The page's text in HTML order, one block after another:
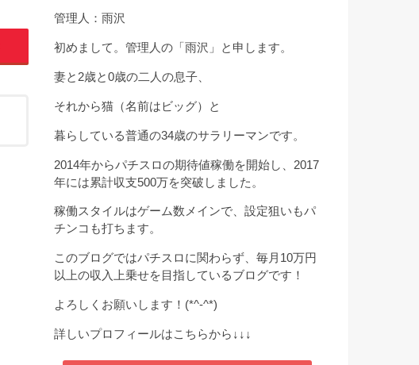
管理人：雨沢
初めまして。管理人の「雨沢」と申します。
妻と2歳と0歳の二人の息子、
それから猫（名前はビッグ）と
暮らしている普通の34歳のサラリーマンです。
2014年からパチスロの期待値稼働を開始し、2017
年には累計収支500万を突破しました。
稼働スタイルはゲーム数メインで、設定狙いもパ
チンコも打ちます。
このブログではパチスロに関わらず、毎月10万円
以上の収入上乗せを目指しているブログです！
よろしくお願いします！(*^-^*)
詳しいプロフィールはこちらから ↓↓↓